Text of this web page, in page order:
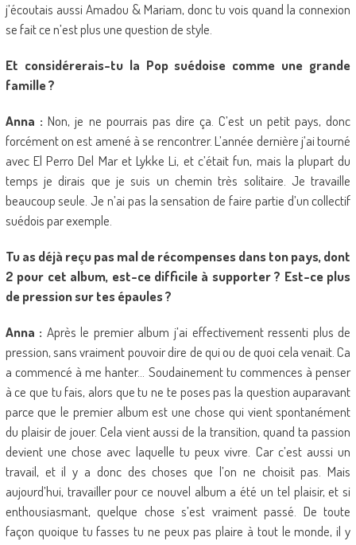
j’écoutais aussi Amadou & Mariam, donc tu vois quand la connexion
se fait ce n’est plus une question de style.
Et considérerais-tu la Pop suédoise comme une grande
famille ?
Anna : Non, je ne pourrais pas dire ça. C’est un petit pays, donc
forcément on est amené à se rencontrer. L’année dernière j’ai tourné
avec El Perro Del Mar et Lykke Li, et c’était fun, mais la plupart du
temps je dirais que je suis un chemin très solitaire. Je travaille
beaucoup seule. Je n’ai pas la sensation de faire partie d’un collectif
suédois par exemple.
Tu as déjà reçu pas mal de récompenses dans ton pays, dont
2 pour cet album, est-ce difficile à supporter ? Est-ce plus
de pression sur tes épaules ?
Anna : Après le premier album j’ai effectivement ressenti plus de
pression, sans vraiment pouvoir dire de qui ou de quoi cela venait. Ca
a commencé à me hanter… Soudainement tu commences à penser
à ce que tu fais, alors que tu ne te poses pas la question auparavant
parce que le premier album est une chose qui vient spontanément
du plaisir de jouer. Cela vient aussi de la transition, quand ta passion
devient une chose avec laquelle tu peux vivre. Car c’est aussi un
travail, et il y a donc des choses que l’on ne choisit pas. Mais
aujourd’hui, travailler pour ce nouvel album a été un tel plaisir, et si
enthousiasmant, quelque chose s’est vraiment passé. De toute
façon quoique tu fasses tu ne peux pas plaire à tout le monde, il y